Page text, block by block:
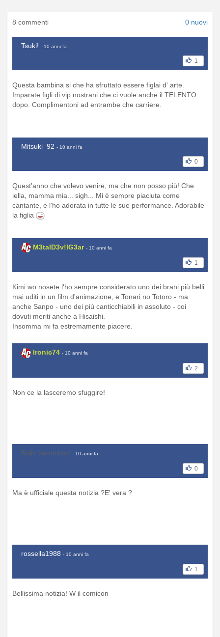
8 commenti 0 nuovi
Tsuki! - 10 anni fa
1
Questa bambina si che ha sfruttato essere figlai d' arte.
Imparate figli di vip nostrani che ci vuole anche il TELENTO
dopo. Complimentoni ad entrambe che carriere.
Mitsuki_92 - 10 anni fa
0
Quest'anno che volevo venire, ma che non posso più! Che
iella, mamma mia... sigh... Mi è sempre piaciuta come
cantante, e l'ho adorata in tutte le sue performance. Adorabile
la figlia
M3talD3v!lG3ar - 10 anni fa
1
Kimi wo nosete l'ho sempre considerato uno dei brani più belli
mai uditi in un film d'animazione, e Tonari no Totoro - ma
anche Sanpo - uno dei più canticchiabili in assoluto - coi
dovuti meriti anche a Hisaishi.
Insomma mi fa estremamente piacere.
Ironic74 - 10 anni fa
2
Non ce la lasceremo sfuggire!
Brijitt (anonimo) - 10 anni fa
0
Ma è ufficiale questa notizia ?E' vera ?
rossella1988 - 10 anni fa
1
Bellissima notizia! W il comicon